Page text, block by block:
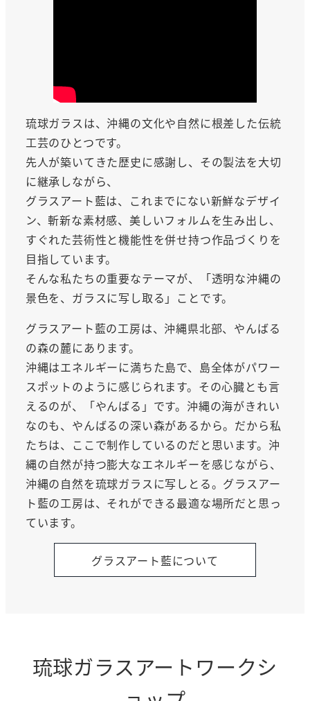
琉球ガラスは、沖縄の文化や自然に根差した伝統
工芸のひとつです。
先人が築いてきた歴史に感謝し、その製法を大切
に継承しながら、
グラスアート藍は、これまでにない新鮮なデザイ
ン、斬新な素材感、美しいフォルムを生み出し、
すぐれた芸術性と機能性を併せ持つ作品づくりを
目指しています。
そんな私たちの重要なテーマが、「透明な沖縄の
景色を、ガラスに写し取る」ことです。
グラスアート藍の工房は、沖縄県北部、やんばる
の森の麓にあります。
沖縄はエネルギーに満ちた島で、島全体がパワー
スポットのように感じられます。その心臓とも言
えるのが、「やんばる」です。沖縄の海がきれい
なのも、やんばるの深い森があるから。だから私
たちは、ここで制作しているのだと思います。沖
縄の自然が持つ膨大なエネルギーを感じながら、
沖縄の自然を琉球ガラスに写しとる。グラスアー
ト藍の工房は、それができる最適な場所だと思っ
ています。
グラスアート藍について
琉球ガラスアートワークシ